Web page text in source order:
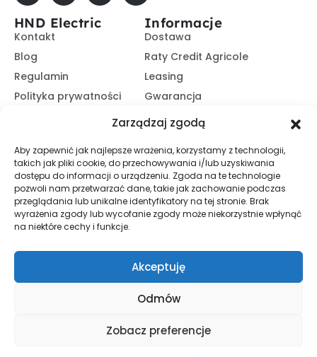
Zarządzaj zgodą
Aby zapewnić jak najlepsze wrażenia, korzystamy z technologii,
takich jak pliki cookie, do przechowywania i/lub uzyskiwania
dostępu do informacji o urządzeniu. Zgoda na te technologie
pozwoli nam przetwarzać dane, takie jak zachowanie podczas
przeglądania lub unikalne identyfikatory na tej stronie. Brak
wyrażenia zgody lub wycofanie zgody może niekorzystnie wpłynąć
na niektóre cechy i funkcje.
Akceptuję
Odmów
Zobacz preferencje
HND Electric
Kontakt
Blog
Regulamin
Polityka prywatności
Informacje
Dostawa
Raty Credit Agricole
Leasing
Gwarancja
14 dni na zwrot
Program partnerski
Zasubskrybuj nasz Newsletter
Zapisz Się
© HND Electric. 2025 - Wszelkie prawa zastrzeżone